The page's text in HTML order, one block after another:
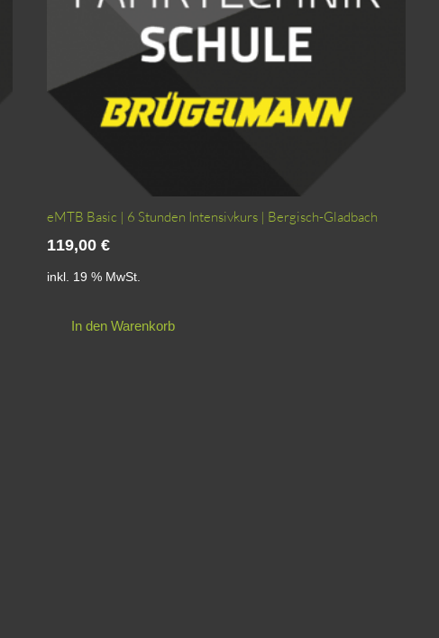
eMTB Basic | 6 Stunden Intensivkurs | Bergisch-Gladbach
119,00 €
inkl. 19 % MwSt.
In den Warenkorb